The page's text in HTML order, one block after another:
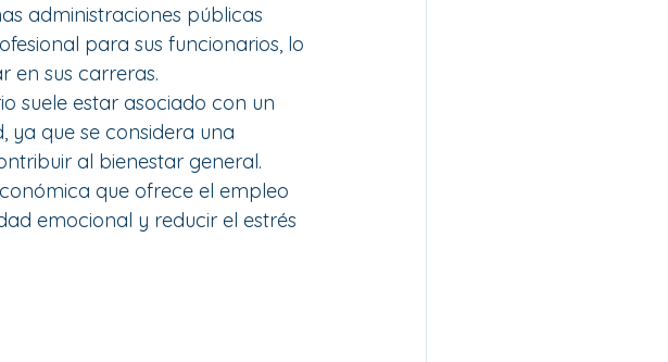
administraciones públicas
para sus funcionarios, lo
en sus carreras.
suele estar asociado con un
ya que se considera una
al bienestar general.
que ofrece el empleo
emocional y reducir el estrés